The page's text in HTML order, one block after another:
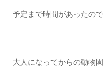
予定まで時間があったの
大人になってからの動物